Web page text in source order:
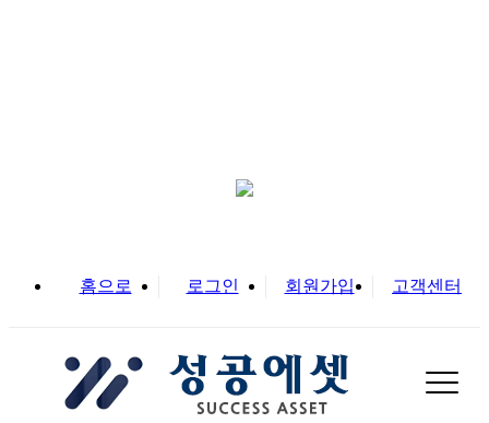
홈으로 로그인 회원가입 고객센터